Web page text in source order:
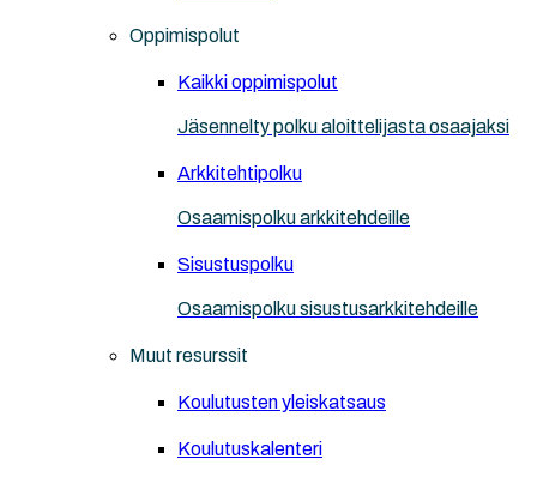
Oppimispolut
Kaikki oppimispolut
Jäsennelty polku aloittelijasta osaajaksi
Arkkitehtipolku
Osaamispolku arkkitehdeille
Sisustuspolku
Osaamispolku sisustusarkkitehdeille
Muut resurssit
Koulutusten yleiskatsaus
Koulutuskalenteri